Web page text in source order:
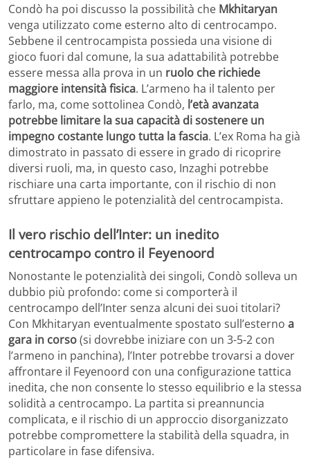
Condò ha poi discusso la possibilità che Mkhitaryan
venga utilizzato come esterno alto di centrocampo.
Sebbene il centrocampista possieda una visione di
gioco fuori dal comune, la sua adattabilità potrebbe
essere messa alla prova in un ruolo che richiede
maggiore intensità fisica. L’armeno ha il talento per
farlo, ma, come sottolinea Condò, l’età avanzata
potrebbe limitare la sua capacità di sostenere un
impegno costante lungo tutta la fascia. L’ex Roma ha già
dimostrato in passato di essere in grado di ricoprire
diversi ruoli, ma, in questo caso, Inzaghi potrebbe
rischiare una carta importante, con il rischio di non
sfruttare appieno le potenzialità del centrocampista.
Il vero rischio dell’Inter: un inedito
centrocampo contro il Feyenoord
Nonostante le potenzialità dei singoli, Condò solleva un
dubbio più profondo: come si comporterà il
centrocampo dell’Inter senza alcuni dei suoi titolari?
Con Mkhitaryan eventualmente spostato sull’esterno a
gara in corso(si dovrebbe iniziare con un 3-5-2 con
l’armeno in panchina), l’Inter potrebbe trovarsi a dover
affrontare il Feyenoord con una configurazione tattica
inedita, che non consente lo stesso equilibrio e la stessa
solidità a centrocampo. La partita si preannuncia
complicata, e il rischio di un approccio disorganizzato
potrebbe compromettere la stabilità della squadra, in
particolare in fase difensiva.